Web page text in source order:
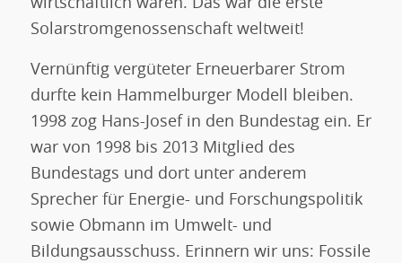
wirtschaftlich waren. Das war die erste
Solarstromgenossenschaft weltweit!
Vernünftig vergüteter Erneuerbarer Strom
durfte kein Hammelburger Modell bleiben.
1998 zog Hans-Josef in den Bundestag ein. Er
war von 1998 bis 2013 Mitglied des
Bundestags und dort unter anderem
Sprecher für Energie- und Forschungspolitik
sowie Obmann im Umwelt- und
Bildungsausschuss. Erinnern wir uns: Fossile